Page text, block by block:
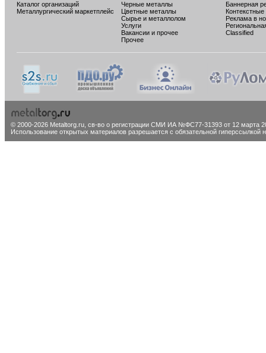
Каталог организаций
Металлургический маркетплейс
Черные металлы
Цветные металлы
Сырье и металлолом
Услуги
Вакансии и прочее
Прочее
Баннерная
Реклама в
Classified
© 2000-2026 Metaltorg.ru, св-во о регистрации СМИ ИА №ФС77-31393 от 12 марта
Использование открытых материалов разрешается с обязательной гиперссылкой